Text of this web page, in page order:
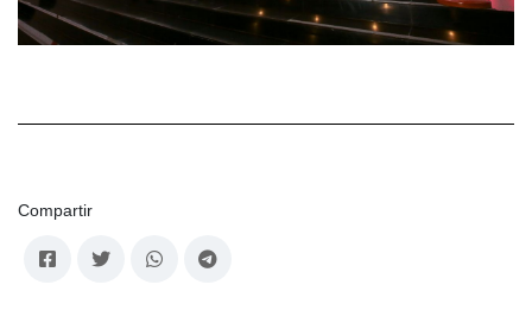
Compartir